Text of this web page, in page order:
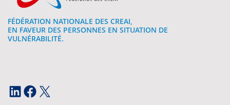
FÉDÉRATION NATIONALE DES CREAI,
EN FAVEUR DES PERSONNES EN SITUATION DE
VULNÉRABILITÉ.
LinkedIn Facebook X